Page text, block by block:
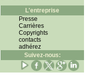
L'entreprise
Presse
Carrières
Copyrights
contacts
adhérez
Suivez-nous: